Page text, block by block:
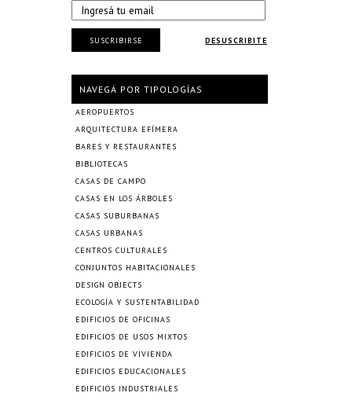
DESUSCRIBITE
SUSCRIBIRSE
NAVEGÁ POR TIPOLOGÍAS
AEROPUERTOS
ARQUITECTURA EFÍMERA
BARES Y RESTAURANTES
BIBLIOTECAS
CASAS DE CAMPO
CASAS EN LOS ÁRBOLES
CASAS SUBURBANAS
CASAS URBANAS
CENTROS CULTURALES
CONJUNTOS HABITACIONALES
DESIGN OBJECTS
ECOLOGÍA Y SUSTENTABILIDAD
EDIFICIOS DE OFICINAS
EDIFICIOS DE USOS MIXTOS
EDIFICIOS DE VIVIENDA
EDIFICIOS EDUCACIONALES
EDIFICIOS INDUSTRIALES